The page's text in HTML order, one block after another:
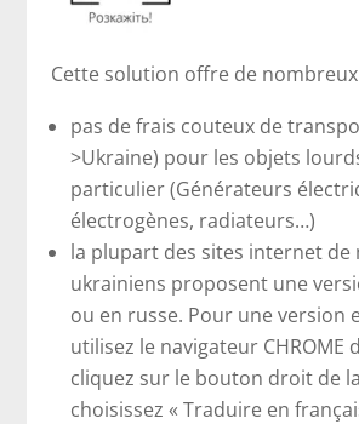
Cette solution offre de nombreux
pas de frais couteux de
>Ukraine) pour les objets
particulier (Générateurs
électrogènes, radiateurs…)
la plupart des sites internet de
ukrainiens proposent une
ou en russe. Pour une version
utilisez le navigateur CHROME
cliquez sur le bouton droit de
choisissez « Traduire en